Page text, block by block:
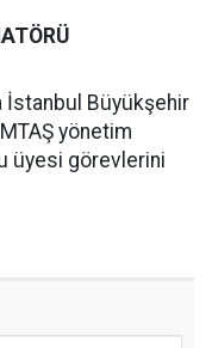
İstanbul Büyükşehir
yönetim
üyesi görevlerini